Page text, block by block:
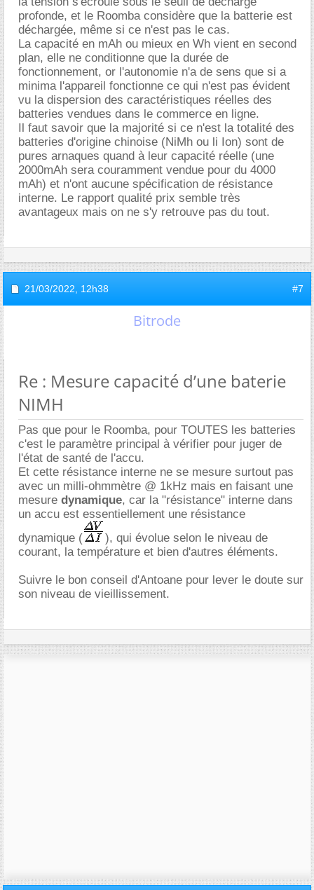
profonde, et le Roomba considère que la batterie est
déchargée, même si ce n'est pas le cas.
La capacité en mAh ou mieux en Wh vient en second
plan, elle ne conditionne que la durée de
fonctionnement, or l'autonomie n'a de sens que si a
minima l'appareil fonctionne ce qui n'est pas évident
vu la dispersion des caractéristiques réelles des
batteries vendues dans le commerce en ligne.
Il faut savoir que la majorité si ce n'est la totalité des
batteries d'origine chinoise (NiMh ou li Ion) sont de
pures arnaques quand à leur capacité réelle (une
2000mAh sera couramment vendue pour du 4000
mAh) et n'ont aucune spécification de résistance
interne. Le rapport qualité prix semble très
avantageux mais on ne s'y retrouve pas du tout.
21/03/2022, 12h38 #7
Bitrode
Re : Mesure capacité d’une baterie
NIMH
Pas que pour le Roomba, pour TOUTES les batteries
c'est le paramètre principal à vérifier pour juger de
l'état de santé de l'accu.
Et cette résistance interne ne se mesure surtout pas
avec un milli-ohmmètre @ 1kHz mais en faisant une
mesure dynamique, car la "résistance" interne dans
un accu est essentiellement une résistance
dynamique (
), qui évolue selon le niveau de
courant, la température et bien d'autres éléments.
Suivre le bon conseil d'Antoane pour lever le doute sur
son niveau de vieillissement.